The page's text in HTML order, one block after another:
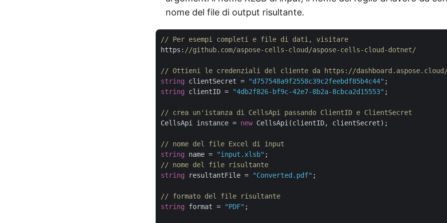
nome del file di output risultante.
// Per esempi completi e file di dati, visitare
https: //github.com/aspose-cells-cloud/aspose-cells-cloud-dotnet/
// Ottieni le credenziali del cliente da https://
string clientSecret = "d757548a9f2558c39c2feebdf85b4c44"
string clientID = "4db2f826-bf9c-42e7-8b2a-8cbca2d15553" ;
// crea un'istanza di CellsApi passando ClientID e ClientSecret
CellsApi instance = new CellsApi(clientID, clientSecret);
// nome del file Excel di input
string name = "input.xlsb"
// nome del file risultante
string resultantFile = "Converted.pdf" ;
// formato del file risultante
string format = "PDF" ;